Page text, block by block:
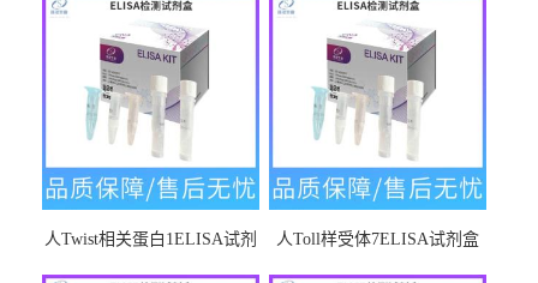
人Twist相关蛋白1ELISA试剂
人Toll样受体7ELISA试剂盒